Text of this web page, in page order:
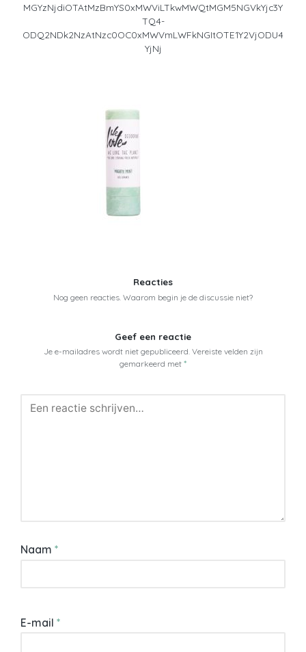
MGYzNjdiOTAtMzBmYS0xMWViLTkwMWQtMGM5NGVkYjc3Y
TQ4-
ODQ2NDk2NzAtNzc0OC0xMWVmLWFkNGItOTE1Y2VjODU4
YjNj
Reacties
Nog geen reacties. Waarom begin je de discussie niet?
Geef een reactie
Je e-mailadres wordt niet gepubliceerd. Vereiste velden zijn
gemarkeerd met *
Naam *
E-mail *